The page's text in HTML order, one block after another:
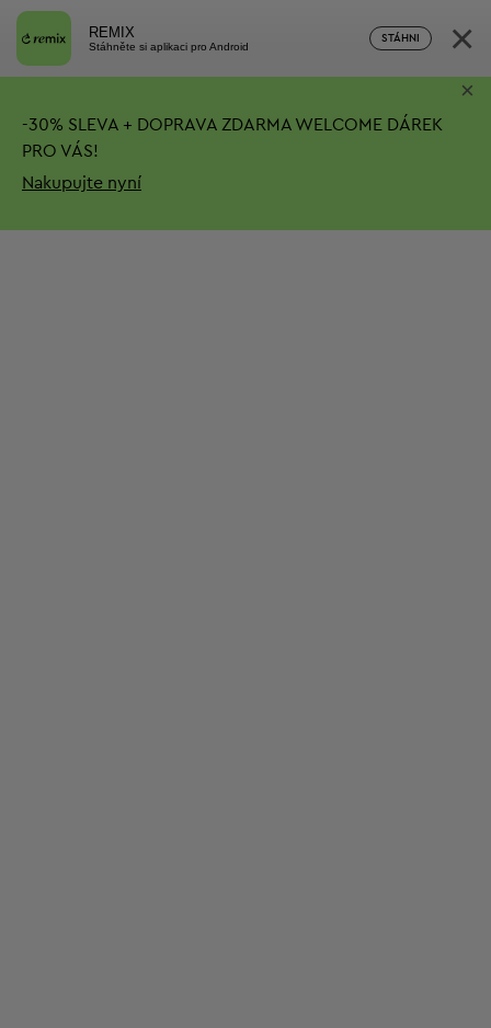
REMIX
Stáhněte si aplikaci pro Android
STÁHNI ×
-30% SLEVA + DOPRAVA ZDARMA WELCOME DÁREK
PRO VÁS!
Nakupujte nyní
×